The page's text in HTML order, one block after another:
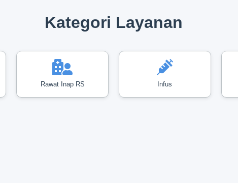
Kategori Layanan
Rawat Inap RS Infus